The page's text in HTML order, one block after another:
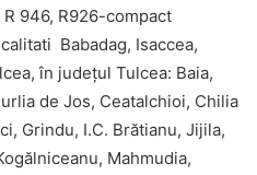
R 946, R926-compact
Babadag, Isaccea,
în județul Tulcea: Baia,
de Jos, Ceatalchioi, Chilia
Grindu, I.C. Brătianu, Jijila,
Mahmudia,